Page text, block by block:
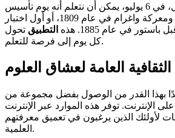
على سبيل المثال، في 6 يوليو، يمكن أن نتعلم أنه يوم تأسيس
القاهرة في عام 969، ومعركة واغرام في عام 1809، أو أول اختبار
في عام 1885. هذه
التطبيق تحول
كل يوم إلى فرصة للتعلم.
العامة لعشاق العلوم
بهذا القدر من الوصول بفضل مجموعة من
على الإنترنت. توفر هذه الموارد عبر الإنترنت
لأولئك الذين يرغبون في تعميق معرفتهم
العلمية.